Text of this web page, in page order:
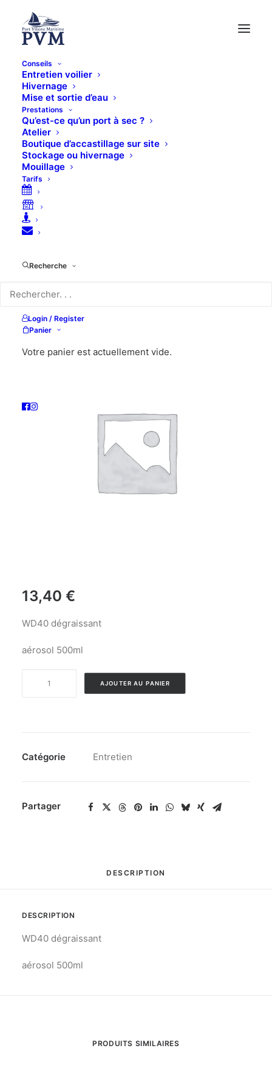
Conseils
Entretien voilier
Hivernage
Mise et sortie d’eau
Prestations
Qu’est-ce qu’un port à sec ?
Atelier
Boutique d’accastillage sur site
Stockage ou hivernage
Mouillage
Tarifs
Recherche
Login / Register
Panier
Votre panier est actuellement vide.
Boutique en ligne
13,40 €
WD40 dégraissant
aérosol 500ml
AJOUTER AU PANIER
Catégorie Entretien
Partager
DESCRIPTION
DESCRIPTION
WD40 dégraissant
aérosol 500ml
PRODUITS SIMILAIRES